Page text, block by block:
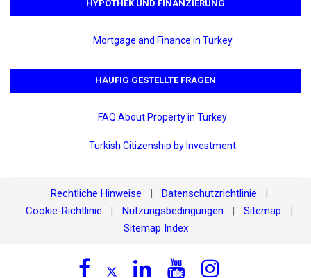
HYPOTHEK UND FINANZIERUNG
Mortgage and Finance in Turkey
HÄUFIG GESTELLTE FRAGEN
FAQ About Property in Turkey
Turkish Citizenship by Investment
Rechtliche Hinweise | Datenschutzrichtlinie |
Cookie-Richtlinie | Nutzungsbedingungen | Sitemap |
Sitemap Index